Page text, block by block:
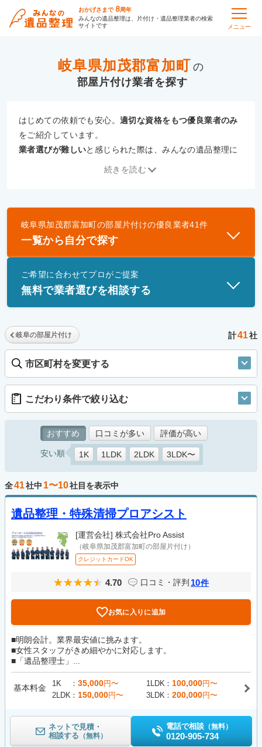
おかげさまで 8周年
みんなの遺品整理は、片付け・遺品整理業者の検索
サイトです
メニュー
岐阜県加茂郡富加町 の
部屋片付け
はじめての依頼でも安心。適切な資格をもつ優良業者のみ
をご紹介しています。
業者選びが難しいと感じられた際は、みんなの遺品整理に
優良業者とは
一般財団法人遺品整理認定協会、および一般社団法
士」資格を持つ事業者のみ掲載しています。
続きを読む
岐阜県加茂郡富加町の部屋片付けの優良業者41件
一覧から自分で探す
ご希望に合わせてプロがご提案
無料で業者選びを相談する
岐阜の部屋片付け 計41社
市区町村を変更する
こだわり条件で絞り込む
おすすめ 口コミが多い 評価が高い
安い順 1K 1LDK 2LDK 3LDK〜
全41社中 1〜10社目を表示中
遺品整理・特殊清掃プロアシスト
[運営会社] 株式会社Pro Assist
（岐阜県加茂郡富加町の部屋片付け）
クレジットカードOK
4.70 口コミ・評判 10件
お気に入りに追加
■明朗会計。業界最安値に挑みます。
■女性スタッフがきめ細やかに対応します。
■「遺品整理士」...
基本料金 1K 35,000円〜 1LDK 100,000円〜
2LDK
150,000円〜 3LDK 200,000円〜
ネットで見積・
相談する （無料）
電話で相談 （無料）
0120-905-734